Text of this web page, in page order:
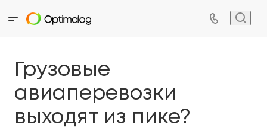
Грузовые
авиаперевозки
выходят из пике?